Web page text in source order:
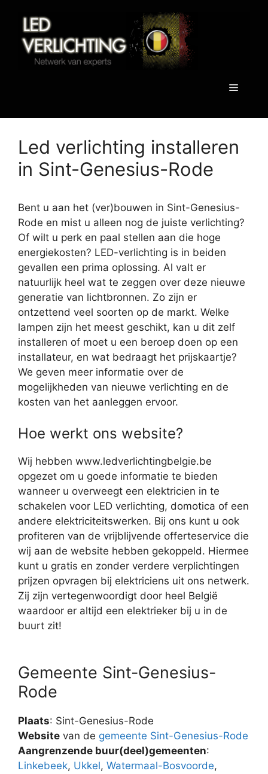
inhoud
Menu
Led verlichting installeren
in Sint-Genesius-Rode
Bent u aan het (ver)bouwen in Sint-Genesius-
Rode en mist u alleen nog de juiste verlichting?
Of wilt u perk en paal stellen aan die hoge
energiekosten? LED-verlichting is in beiden
gevallen een prima oplossing. Al valt er
natuurlijk heel wat te zeggen over deze nieuwe
generatie van lichtbronnen. Zo zijn er
ontzettend veel soorten op de markt. Welke
lampen zijn het meest geschikt, kan u dit zelf
installeren of moet u een beroep doen op een
installateur, en wat bedraagt het prijskaartje?
We geven meer informatie over de
mogelijkheden van nieuwe verlichting en de
kosten van het aanleggen ervoor.
Hoe werkt ons website?
Wij hebben www.ledverlichtingbelgie.be
opgezet om u goede informatie te bieden
wanneer u overweegt een elektricien in te
schakelen voor LED verlichting, domotica of een
andere elektriciteitswerken. Bij ons kunt u ook
profiteren van de vrijblijvende offerteservice die
wij aan de website hebben gekoppeld. Hiermee
kunt u gratis en zonder verdere verplichtingen
prijzen opvragen bij elektriciens uit ons netwerk.
Zij zijn vertegenwoordigt door heel België
waardoor er altijd een elektrieker bij u in de
buurt zit!
Gemeente Sint-Genesius-
Rode
Plaats: Sint-Genesius-Rode
Website van de gemeente Sint-Genesius-Rode
Aangrenzende buur(deel)gemeenten:
Linkebeek, Ukkel, Watermaal-Bosvoorde,